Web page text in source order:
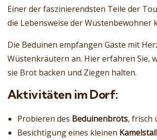
Einer der faszinierendsten Teile der
die Lebensweise der Wüstenbewohner
Die Beduinen empfangen Gäste mit
Wüstenkräutern an. Hier erfahren Sie,
sie Brot backen und Ziegen halten.
Aktivitäten im Dorf:
Probieren des Beduinenbrots, frisch
Besichtigung eines kleinen